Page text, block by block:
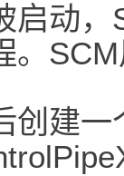
启动
。
创建